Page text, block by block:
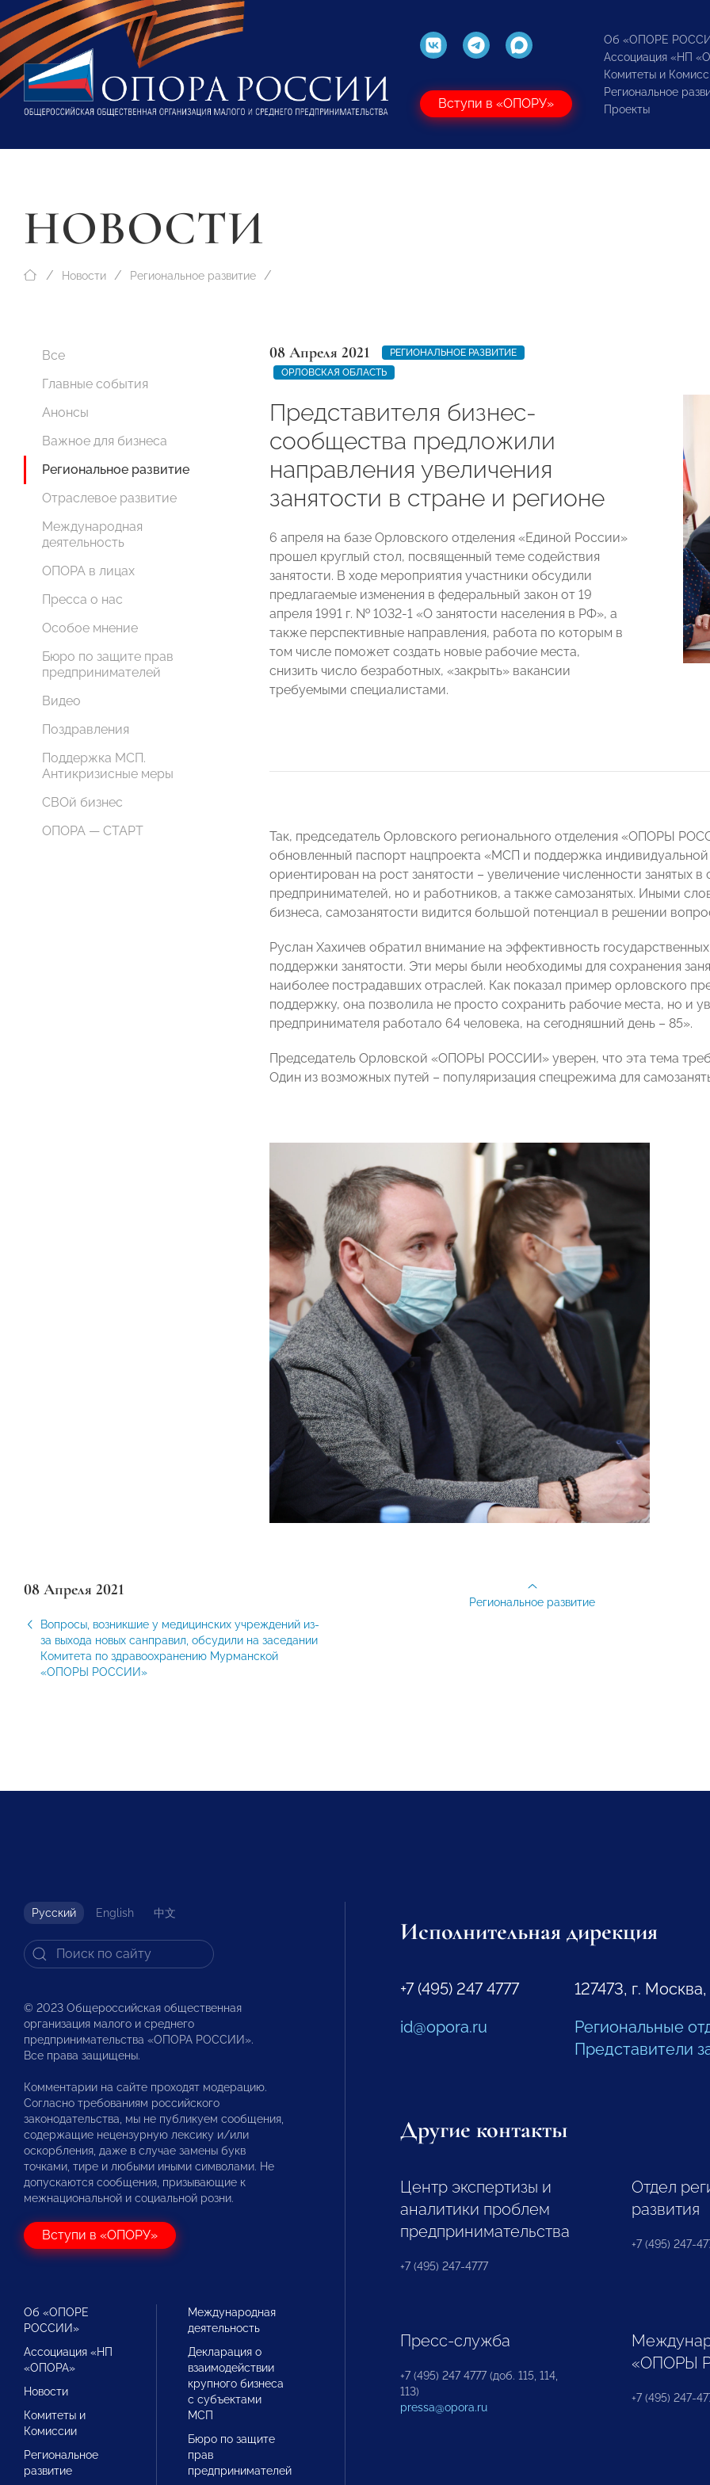
Вступи в «ОПОРУ»
Об «ОПОРЕ
Ассоциация «НП
Комитеты и
Региональное
Проекты
НОВОСТИ
Новости Региональное развитие
Все
Главные события
Анонсы
Важное для бизнеса
Региональное развитие
Отраслевое развитие
Международная
деятельность
ОПОРА в лицах
Пресса о нас
Особое мнение
Бюро по защите прав
предпринимателей
Видео
Поздравления
Поддержка МСП.
Антикризисные меры
СВОй бизнес
ОПОРА — СТАРТ
08 Апреля 2021
РЕГИОНАЛЬНОЕ РАЗВИТИЕ
ОРЛОВСКАЯ ОБЛАСТЬ
Представителя бизнес-
сообщества предложили
направления увеличения
занятости в стране и регионе
6 апреля на базе Орловского отделения «Единой России»
прошел круглый стол, посвященный теме содействия
занятости. В ходе мероприятия участники обсудили
предлагаемые изменения в федеральный закон от 19
апреля 1991 г. № 1032-1 «О занятости населения в РФ», а
также перспективные направления, работа по которым в
том числе поможет создать новые рабочие места,
снизить число безработных, «закрыть» вакансии
требуемыми специалистами.
Так, председатель Орловского регионального отделения «ОПОРЫ
обновленный паспорт нацпроекта «МСП и поддержка
ориентирован на рост занятости – увеличение численности занятых
предпринимателей, но и работников, а также самозанятых. Иными
бизнеса, самозанятости видится большой потенциал в решении
Руслан Хахичев обратил внимание на эффективность
поддержки занятости. Эти меры были необходимы для сохранения
наиболее пострадавших отраслей. Как показал пример орловского
поддержку, она позволила не просто сохранить рабочие места, но и
предпринимателя работало 64 человека, на сегодняшний день – 85».
Председатель Орловской «ОПОРЫ РОССИИ» уверен, что эта тема
Один из возможных путей – популяризация спецрежима для
08 Апреля 2021
Вопросы, возникшие у медицинских учреждений из-
за выхода новых санправил, обсудили на заседании
Комитета по здравоохранению Мурманской
«ОПОРЫ РОССИИ»
Региональное развитие
Русский English 中文
© 2023 Общероссийская общественная
организация малого и среднего
предпринимательства «ОПОРА РОССИИ».
Все права защищены.
Комментарии на сайте проходят модерацию.
Согласно требованиям российского
законодательства, мы не публикуем сообщения,
содержащие нецензурную лексику и/или
оскорбления, даже в случае замены букв
точками, тире и любыми иными символами. Не
допускаются сообщения, призывающие к
межнациональной и социальной розни.
Вступи в «ОПОРУ»
Об «ОПОРЕ
РОССИИ»
Ассоциация «НП
«ОПОРА»
Новости
Комитеты и
Комиссии
Региональное
развитие
Международная
деятельность
Декларация о
взаимодействии
крупного бизнеса
с субъектами
МСП
Бюро по защите
прав
предпринимателей
Исполнительная дирекция
+7 (495) 247 4777
id@opora.ru
127473, г.
Региональные
Представители
Другие контакты
Центр экспертизы и
аналитики проблем
предпринимательства
+7 (495) 247-4777
Отдел
развития
+7 (495) 247-
Пресс-служба
+7 (495) 247 4777 (доб. 115, 114,
113)
pressa@opora.ru
«ОПОРЫ
+7 (495) 247-